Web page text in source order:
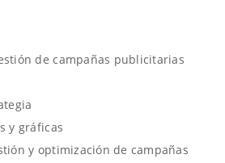
de campañas publicitarias
y gráficas
y optimización de campañas